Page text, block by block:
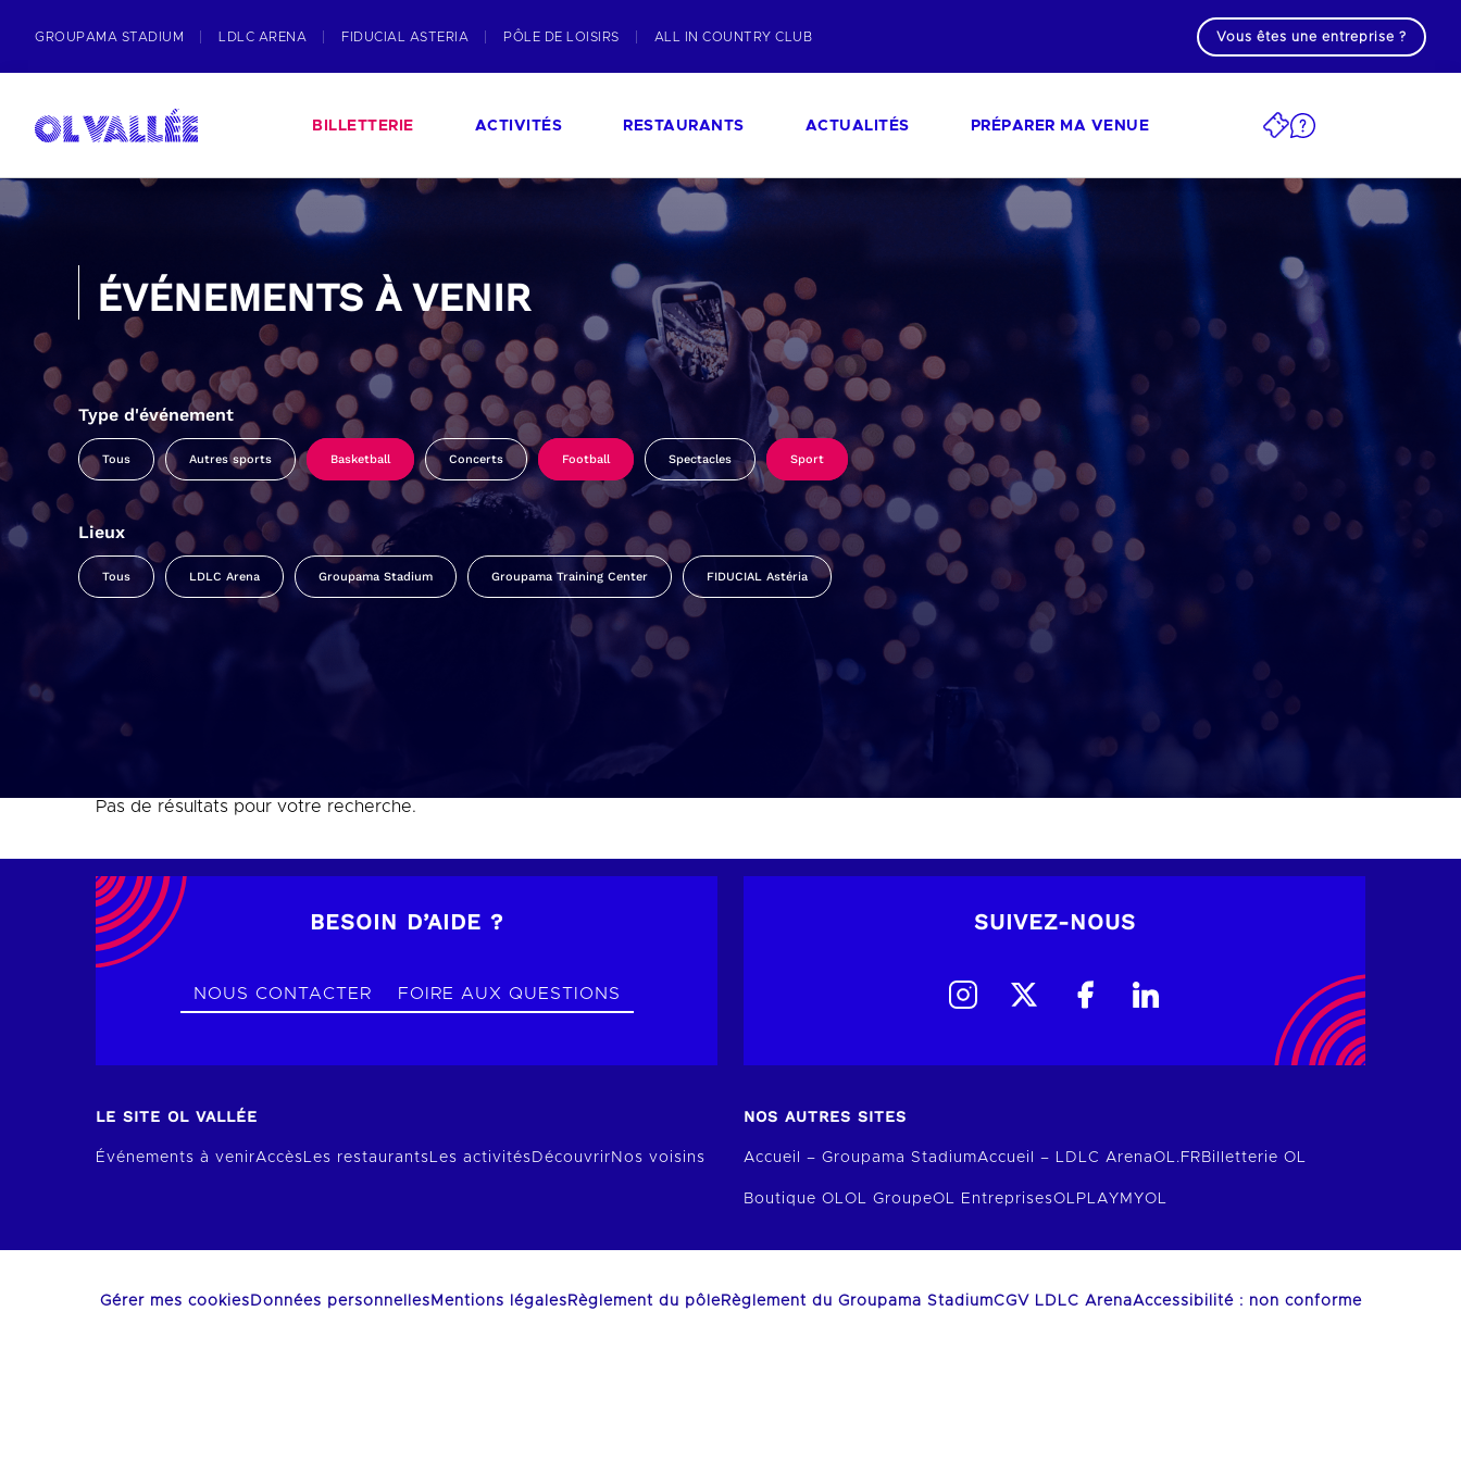
GROUPAMA STADIUM LDLC ARENA FIDUCIAL ASTERIA PÔLE DE LOISIRS ALL IN COUNTRY CLUB Vous êtes une entreprise ?
BILLETTERIE ACTIVITÉS RESTAURANTS ACTUALITÉS PRÉPARER MA VENUE
ÉVÉNEMENTS À VENIR
Type d'événement
Tous Autres sports Basketball Concerts Football Spectacles Sport
Lieux
Tous LDLC Arena Groupama Stadium Groupama Training Center FIDUCIAL Astéria
Pas de résultats pour votre recherche.
BESOIN D’AIDE ?
NOUS CONTACTER FOIRE AUX QUESTIONS
SUIVEZ-NOUS
LE SITE OL VALLÉE
Événements à venirAccèsLes restaurantsLes activités Découvrir Nos voisins
NOS AUTRES SITES
Accueil – Groupama StadiumAccueil – LDLC ArenaOL.FR Billetterie OL
Boutique OLOL GroupeOL EntreprisesOLPLAY MYOL
Gérer mes cookies Données personnelles Mentions légales Règlement du pôleRèglement du Groupama StadiumCGV LDLC ArenaAccessibilité : non conforme